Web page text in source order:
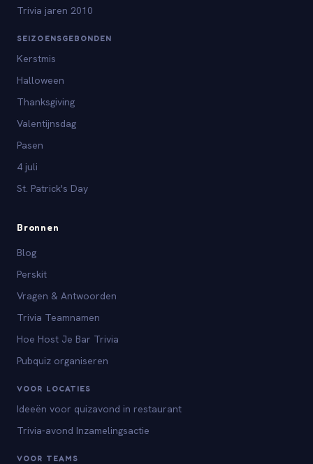
Trivia jaren 2010
SEIZOENSGEBONDEN
Kerstmis
Halloween
Thanksgiving
Valentijnsdag
Pasen
4 juli
St. Patrick's Day
Bronnen
Blog
Perskit
Vragen & Antwoorden
Trivia Teamnamen
Hoe Host Je Bar Trivia
Pubquiz organiseren
VOOR LOCATIES
Ideeën voor quizavond in restaurant
Trivia-avond Inzamelingsactie
VOOR TEAMS